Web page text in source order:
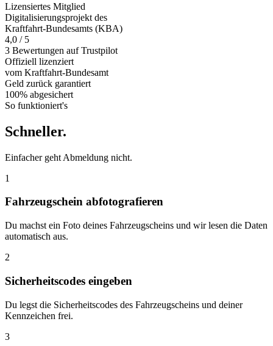
Lizensiertes Mitglied
Digitalisierungsprojekt des
Kraftfahrt-Bundesamts (KBA)
4,0 / 5
3 Bewertungen auf Trustpilot
Offiziell lizenziert
vom Kraftfahrt-Bundesamt
Geld zurück garantiert
100% abgesichert
So funktioniert's
Schneller.
Einfacher geht Abmeldung nicht.
1
Fahrzeugschein abfotografieren
Du machst ein Foto deines Fahrzeugscheins und wir lesen die Daten
automatisch aus.
2
Sicherheitscodes eingeben
Du legst die Sicherheitscodes des Fahrzeugscheins und deiner
Kennzeichen frei.
3